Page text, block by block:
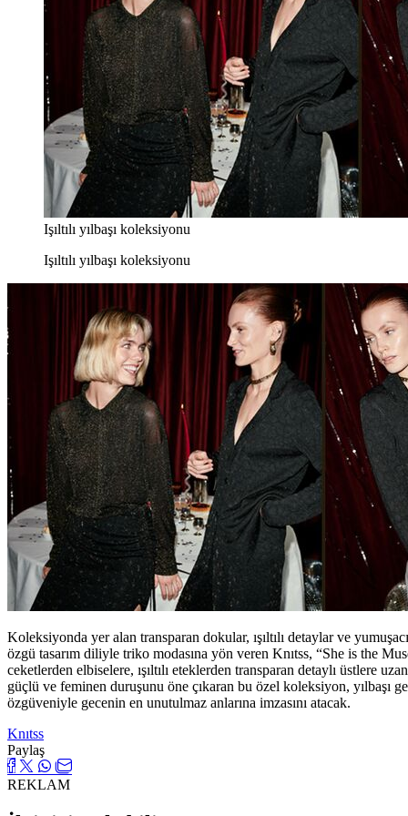
Işıltılı yılbaşı koleksiyonu
Işıltılı yılbaşı koleksiyonu
Koleksiyonda yer alan transparan dokular, ışıltılı detaylar ve
özgü tasarım diliyle triko modasına yön veren Knıtss, “She is the
ceketlerden elbiselere, ışıltılı eteklerden transparan detaylı üstlere
güçlü ve feminen duruşunu öne çıkaran bu özel koleksiyon, yılbaşı
özgüveniyle gecenin en unutulmaz anlarına imzasını atacak.
Knıtss
Paylaş
REKLAM